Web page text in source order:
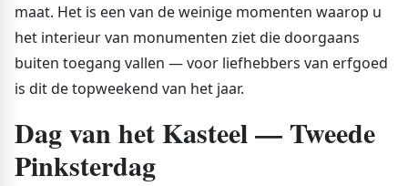
maat. Het is een van de weinige momenten waarop u
het interieur van monumenten ziet die doorgaans
buiten toegang vallen — voor liefhebbers van erfgoed
is dit de topweekend van het jaar.
Dag van het Kasteel — Tweede
Pinksterdag